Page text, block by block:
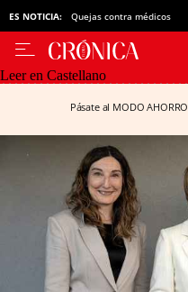
ES NOTICIA: Quejas contra médicos
Leer en Castellano
Pásate al MODO AHORRO